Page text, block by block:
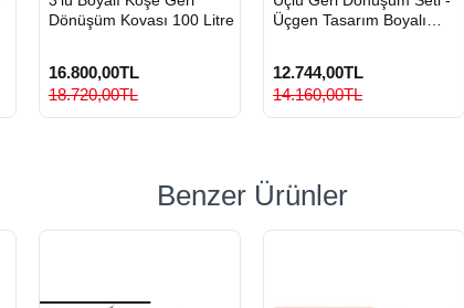
Dönüşüm Kovası 100 Litre
16.800,00TL
18.720,00TL
Üçgen Tasarım Boyalı
12.744,00TL
14.160,00TL
Benzer Ürünler